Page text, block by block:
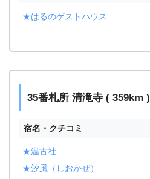
★はるのゲストハウス
35番札所 清滝寺 ( 359km )
宿名・クチコミ
★温古社
★汐風（しおかぜ）